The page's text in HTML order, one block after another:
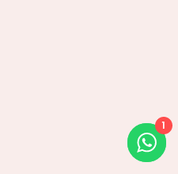
1